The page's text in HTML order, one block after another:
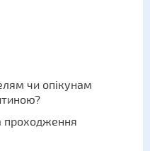
чи опікунам
проходження